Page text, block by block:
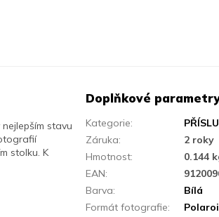
stavu
stolku. K
Doplňkové
Kategorie:
Záruka:
2 roky
Hmotnost:
0.144
EAN:
Barva:
Bílá
Formát fotografie: